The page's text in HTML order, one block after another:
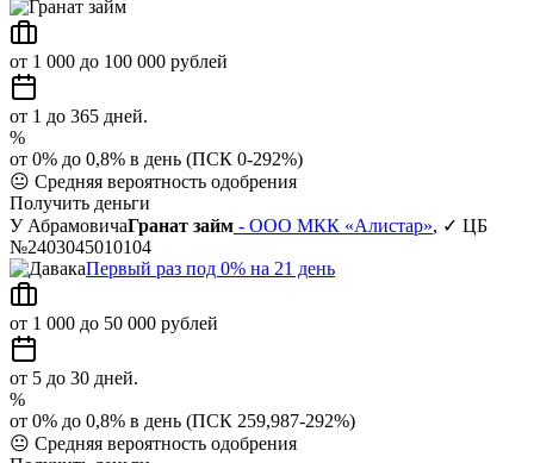
от 1 000 до 100 000 рублей
от 1 до 365 дней.
%
от 0% до 0,8% в день (ПСК 0-292%)
😐 Средняя вероятность одобрения
Получить деньги
У АбрамовичаГранат займ - ООО МКК «Алистар», ✓ ЦБ
№2403045010104
Первый раз под 0% на 21 день
от 1 000 до 50 000 рублей
от 5 до 30 дней.
%
от 0% до 0,8% в день (ПСК 259,987-292%)
😐 Средняя вероятность одобрения